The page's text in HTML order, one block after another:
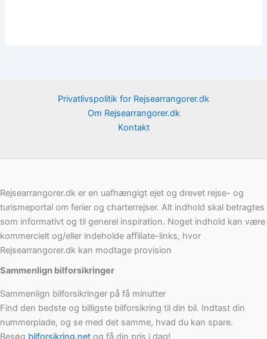
Privatlivspolitik for Rejsearrangorer.dk
Om Rejsearrangorer.dk
Kontakt
Rejsearrangorer.dk er en uafhængigt ejet og drevet rejse- og
turismeportal om ferier og charterrejser. Alt indhold skal betragtes
som informativt og til generel inspiration. Noget indhold kan være
kommercielt og/eller indeholde affiliate-links, hvor
Rejsearrangorer.dk kan modtage provision
Sammenlign bilforsikringer
Sammenlign bilforsikringer på få minutter
Find den bedste og billigste bilforsikring til din bil. Indtast din
nummerplade, og se med det samme, hvad du kan spare.
Besøg bilforsikring.net og få din pris i dag!